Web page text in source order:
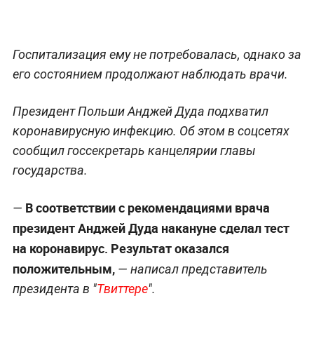
Госпитализация ему не потребовалась, однако за
его состоянием продолжают наблюдать врачи.
Президент Польши Анджей Дуда подхватил
коронавирусную инфекцию. Об этом в соцсетях
сообщил госсекретарь канцелярии главы
государства.
— В соответствии с рекомендациями врача
президент Анджей Дуда накануне сделал тест
на коронавирус. Результат оказался
положительным,— написал представитель
президента в "Твиттере".